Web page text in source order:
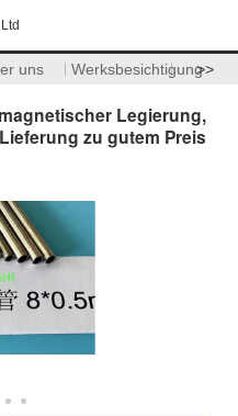
uns Werksbesichtigung>>
Legierung,
zu gutem Preis